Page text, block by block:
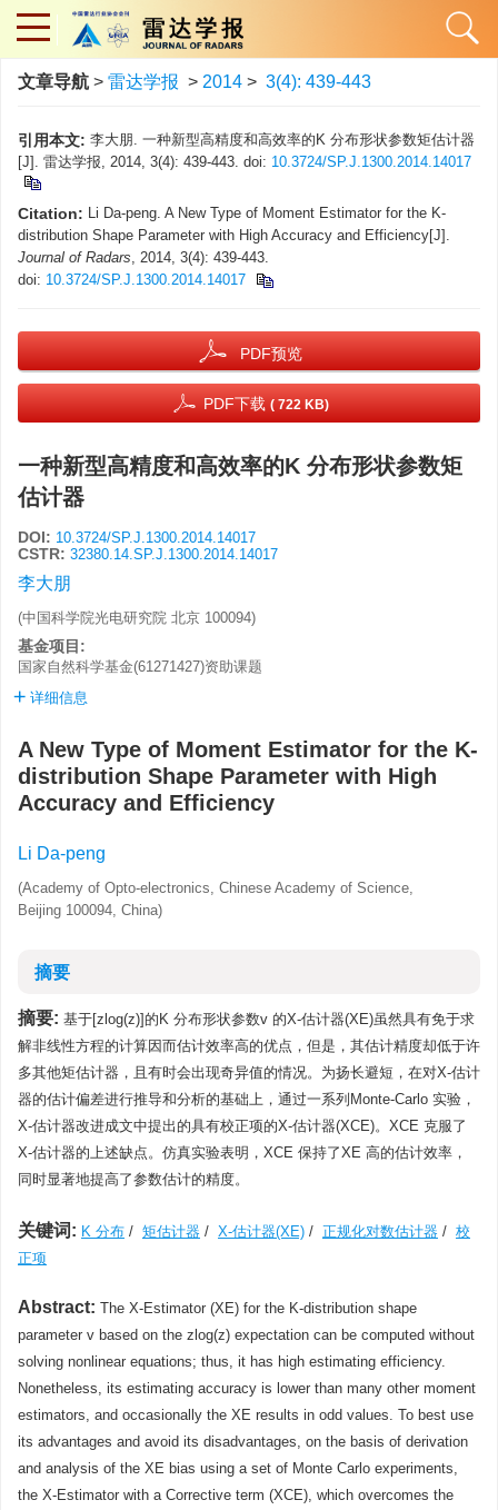
文章导航 > 雷达学报 > 2014 > 3(4): 439-443
引用本文: 李大朋. 一种新型高精度和高效率的K 分布形状参数矩估计器
[J]. 雷达学报, 2014, 3(4): 439-443. doi: 10.3724/SP.J.1300.2014.14017
Citation: Li Da-peng. A New Type of Moment Estimator for the K-
distribution Shape Parameter with High Accuracy and Efficiency[J].
Journal of Radars, 2014, 3(4): 439-443.
doi: 10.3724/SP.J.1300.2014.14017
PDF预览
PDF下载 ( 722 KB)
一种新型高精度和高效率的K 分布形状参数矩
估计器
DOI: 10.3724/SP.J.1300.2014.14017
CSTR: 32380.14.SP.J.1300.2014.14017
李大朋
(中国科学院光电研究院 北京 100094)
基金项目:
国家自然科学基金(61271427)资助课题
详细信息
A New Type of Moment Estimator for the K-
distribution Shape Parameter with High
Accuracy and Efficiency
Li Da-peng
(Academy of Opto-electronics, Chinese Academy of Science,
Beijing 100094, China)
摘要
摘要: 基于[zlog(z)]的K 分布形状参数v 的X-估计器(XE)虽然具有免于求
解非线性方程的计算因而估计效率高的优点，但是，其估计精度却低于许
多其他矩估计器，且有时会出现奇异值的情况。为扬长避短，在对X-估计
器的估计偏差进行推导和分析的基础上，通过一系列Monte-Carlo 实验，
X-估计器改进成文中提出的具有校正项的X-估计器(XCE)。XCE 克服了
X-估计器的上述缺点。仿真实验表明，XCE 保持了XE 高的估计效率，
同时显著地提高了参数估计的精度。
关键词: K 分布 / 矩估计器 / X-估计器(XE) / 正规化对数估计器 / 校
正项
Abstract: The X-Estimator (XE) for the K-distribution shape
parameter v based on the zlog(z) expectation can be computed without
solving nonlinear equations; thus, it has high estimating efficiency.
Nonetheless, its estimating accuracy is lower than many other moment
estimators, and occasionally the XE results in odd values. To best use
its advantages and avoid its disadvantages, on the basis of derivation
and analysis of the XE bias using a set of Monte Carlo experiments,
the X-Estimator with a Corrective term (XCE), which overcomes the